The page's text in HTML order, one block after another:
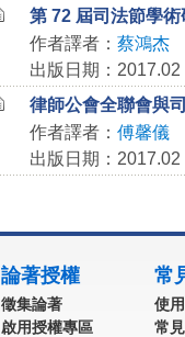
第 72 屆司法節學
作者譯者： 蔡鴻杰
出版日期：2017.02
律師公會全聯會與
作者譯者： 傅馨儀
出版日期：2017.02
論著授權
徵集論著
啟用授權專區
常
使
常